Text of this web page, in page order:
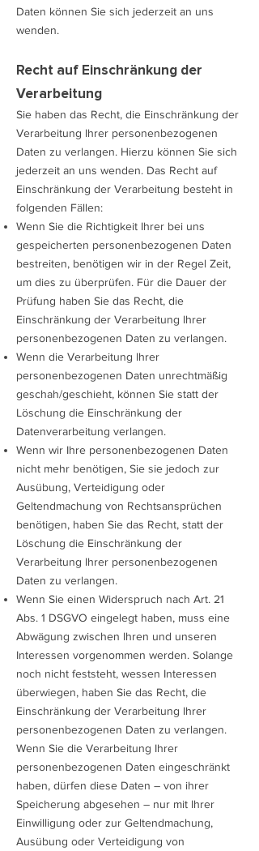
Daten können Sie sich jederzeit an uns
wenden.
Recht auf Einschränkung der
Verarbeitung
Sie haben das Recht, die Einschränkung der
Verarbeitung Ihrer personenbezogenen
Daten zu verlangen. Hierzu können Sie sich
jederzeit an uns wenden. Das Recht auf
Einschränkung der Verarbeitung besteht in
folgenden Fällen:
Wenn Sie die Richtigkeit Ihrer bei uns
gespeicherten personenbezogenen Daten
bestreiten, benötigen wir in der Regel Zeit,
um dies zu überprüfen. Für die Dauer der
Prüfung haben Sie das Recht, die
Einschränkung der Verarbeitung Ihrer
personenbezogenen Daten zu verlangen.
Wenn die Verarbeitung Ihrer
personenbezogenen Daten unrechtmäßig
geschah/geschieht, können Sie statt der
Löschung die Einschränkung der
Datenverarbeitung verlangen.
Wenn wir Ihre personenbezogenen Daten
nicht mehr benötigen, Sie sie jedoch zur
Ausübung, Verteidigung oder
Geltendmachung von Rechtsansprüchen
benötigen, haben Sie das Recht, statt der
Löschung die Einschränkung der
Verarbeitung Ihrer personenbezogenen
Daten zu verlangen.
Wenn Sie einen Widerspruch nach Art. 21
Abs. 1 DSGVO eingelegt haben, muss eine
Abwägung zwischen Ihren und unseren
Interessen vorgenommen werden. Solange
noch nicht feststeht, wessen Interessen
überwiegen, haben Sie das Recht, die
Einschränkung der Verarbeitung Ihrer
personenbezogenen Daten zu verlangen.
Wenn Sie die Verarbeitung Ihrer
personenbezogenen Daten eingeschränkt
haben, dürfen diese Daten – von ihrer
Speicherung abgesehen – nur mit Ihrer
Einwilligung oder zur Geltendmachung,
Ausübung oder Verteidigung von